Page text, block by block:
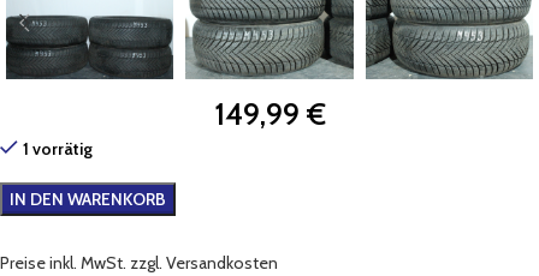
149,99 €
1 vorrätig
IN DEN WARENKORB
Preise inkl. MwSt. zzgl. Versandkosten